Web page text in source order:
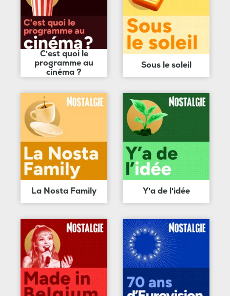
C'est quoi le
programme au
cinéma ?
Sous le soleil
La Nosta Family Y'a de l'idée